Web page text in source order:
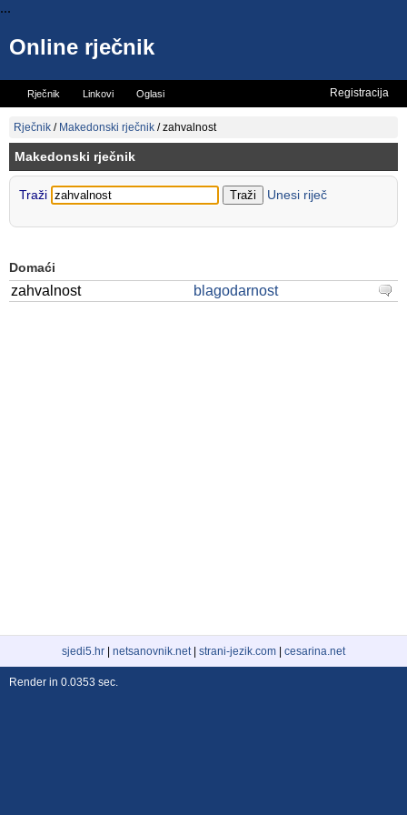
...
Online rječnik
Rječnik Linkovi Oglasi
Vicevi
Registracija
Rječnik / Makedonski rječnik /zahvalnost
Makedonski rječnik
Traži Unesi riječ
Domaći
zahvalnost blagodarnost
sjedi5.hr netsanovnik.net| strani-jezik.com cesarina.net
Render in 0.0353 sec.